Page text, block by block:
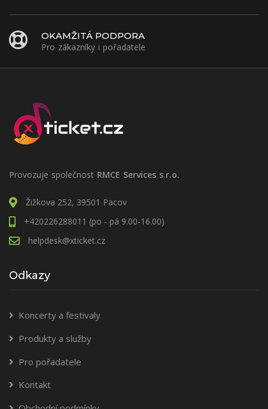
OKAMŽITÁ PODPORA
Pro zákazníky i pořadatele
Provozuje společnost RMCE Services s.r.o.
Žižkova 252, 39501 Pacov
+420226288011 (po - pá 9.00-16.00)
helpdesk@xticket.cz
Odkazy
Koncerty a festivaly
Produkty a služby
Pro pořadatele
Kontakt